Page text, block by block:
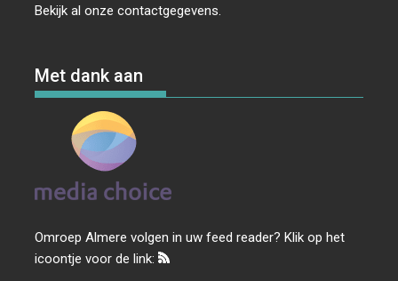
Bekijk al onzecontactgegevens
Met dank aan
Omroep Almere volgen in uw feed reader? Klik op het
icoontje voor de link: